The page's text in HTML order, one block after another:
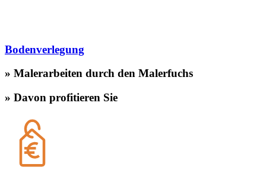
Bodenverlegung
» Malerarbeiten durch den Malerfuchs
» Davon profitieren Sie